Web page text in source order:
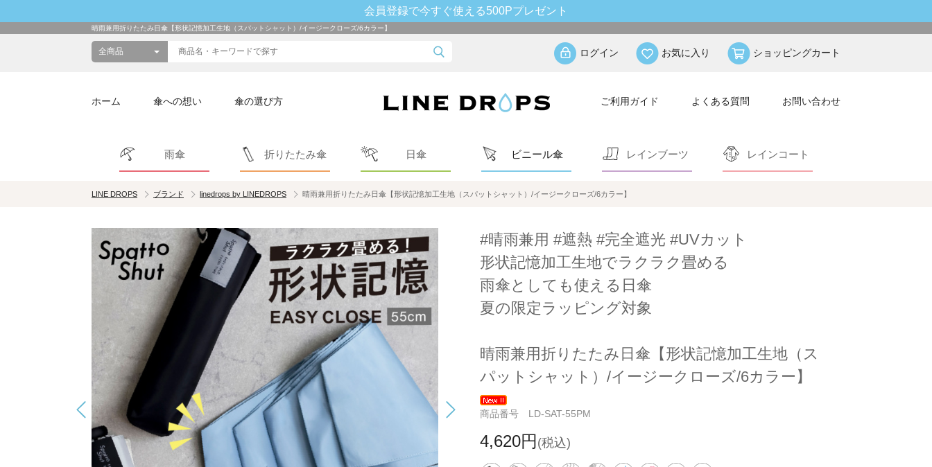
会員登録で今すぐ使える500Pプレゼント
晴雨兼用折りたたみ日傘【形状記憶加工生地（スパットシャット）/イージークローズ/6カラー】
ログイン お気に入り ショッピングカート
ホーム 傘への想い 傘の選び方 ご利用ガイド よくある質問 お問い合わせ
雨傘 折りたたみ傘 日傘 ビニール傘 レインブーツ レインコート
LINE DROPS ブランド linedrops by LINEDROPS 晴雨兼用折りたたみ日傘【形状記憶加工生地（スパットシャット）/イージークローズ/6カラー】
#晴雨兼用 #遮熱 #完全遮光 #UVカット
形状記憶加工生地でラクラク畳める
雨傘としても使える日傘
夏の限定ラッピング対象
晴雨兼用折りたたみ日傘【形状記憶加工生地（ス
パットシャット）/イージークローズ/6カラー】
商品番号 LD-SAT-55PM
4,620円 (税込)